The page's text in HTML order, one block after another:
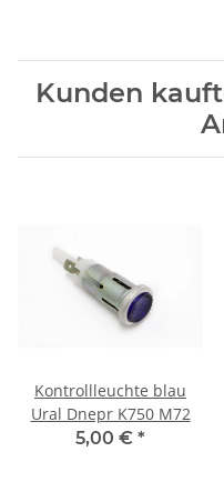
Kunden
Kontrollleuchte blau
Ural Dnepr K750 M72
5,00 € *